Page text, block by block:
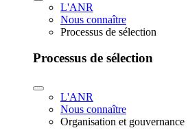
L'ANR
Nous connaître
Processus de sélection
Processus de sélection
L'ANR
Nous connaître
Organisation et gouvernance